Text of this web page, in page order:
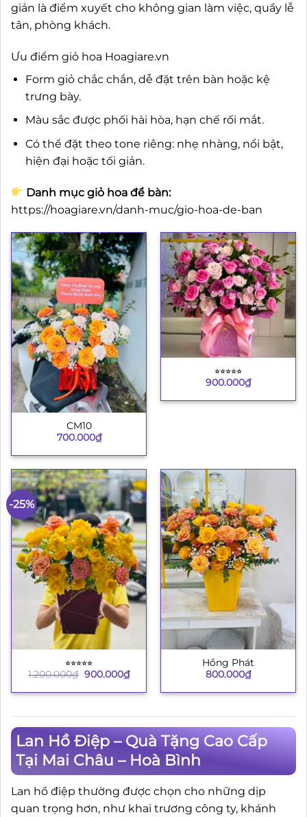
giản là điểm xuyết cho không gian làm việc, quầy lễ
tân, phòng khách.
Ưu điểm giỏ hoa Hoagiare.vn
Form giỏ chắc chắn, dễ đặt trên bàn hoặc kệ
trưng bày.
Màu sắc được phối hài hòa, hạn chế rối mắt.
Có thể đặt theo tone riêng: nhẹ nhàng, nổi bật,
hiện đại hoặc tối giản.
Danh mục giỏ hoa để bàn:
https://hoagiare.vn/danh-muc/gio-hoa-de-ban
CM10
700.000₫
⭐︎⭐︎⭐︎⭐︎⭐︎
900.000₫
-25%
⭐︎⭐︎⭐︎⭐︎⭐︎
1.200.000₫ Giá
là:
900.000₫Giá
hiện
tại
Hồng Phát
800.000₫
Lan Hồ Điệp – Quà Tặng Cao Cấp
Tại Mai Châu – Hoà Bình
Lan hồ điệp thường được chọn cho những dịp
quan trọng hơn, như khai trương công ty, khánh